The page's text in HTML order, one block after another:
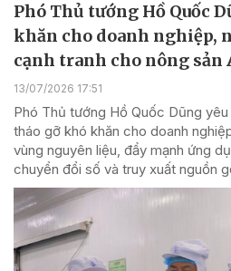
Phó Thủ tướng Hồ Quốc
khăn cho doanh nghiệp,
cạnh tranh cho nông sản
13/07/2026 17:51
Phó Thủ tướng Hồ Quốc Dũng
tháo gỡ khó khăn cho doanh
vùng nguyên liệu, đẩy mạnh ứng
chuyển đổi số và truy xuất nguồn